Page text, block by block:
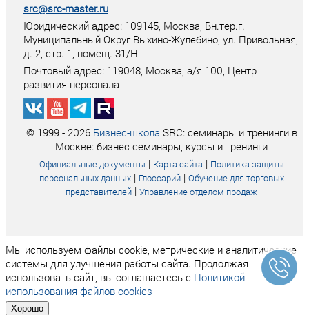
src@src-master.ru
Юридический адрес: 109145, Москва, Вн.тер.г.
Муниципальный Округ Выхино-Жулебино, ул. Привольная,
д. 2, стр. 1, помещ. 31/Н
Почтовый адрес: 119048, Москва, а/я 100, Центр
развития персонала
© 1999 - 2026 Бизнес-школа SRC: семинары и тренинги в
Москве: бизнес семинары, курсы и тренинги
Официальные документы | Карта сайта | Политика защиты
персональных данных| Глоссарий| Обучение для торговых
представителей | Управление отделом продаж
Мы используем файлы cookie, метрические и аналитические
системы для улучшения работы сайта. Продолжая
использовать сайт, вы соглашаетесь с Политикой
использования файлов cookies
Хорошо